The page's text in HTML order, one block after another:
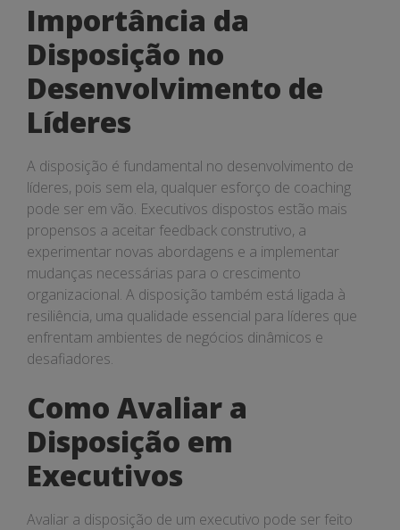
Importância da
Disposição no
Desenvolvimento de
Líderes
A disposição é fundamental no desenvolvimento de
líderes, pois sem ela, qualquer esforço de coaching
pode ser em vão. Executivos dispostos estão mais
propensos a aceitar feedback construtivo, a
experimentar novas abordagens e a implementar
mudanças necessárias para o crescimento
organizacional. A disposição também está ligada à
resiliência, uma qualidade essencial para líderes que
enfrentam ambientes de negócios dinâmicos e
desafiadores.
Como Avaliar a
Disposição em
Executivos
Avaliar a disposição de um executivo pode ser feito